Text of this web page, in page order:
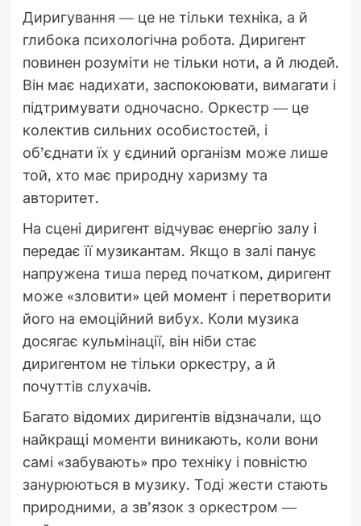
Диригування — це не тільки техніка, а й
глибока психологічна робота. Диригент
повинен розуміти не тільки ноти, а й людей.
Він має надихати, заспокоювати, вимагати і
підтримувати одночасно. Оркестр — це
колектив сильних особистостей, і
об’єднати їх у єдиний організм може лише
той, хто має природну харизму та
авторитет.
На сцені диригент відчуває енергію залу і
передає її музикантам. Якщо в залі панує
напружена тиша перед початком, диригент
може «зловити» цей момент і перетворити
його на емоційний вибух. Коли музика
досягає кульмінації, він ніби стає
диригентом не тільки оркестру, а й
почуттів слухачів.
Багато відомих диригентів відзначали, що
найкращі моменти виникають, коли вони
самі «забувають» про техніку і повністю
занурюються в музику. Тоді жести стають
природними, а зв’язок з оркестром —